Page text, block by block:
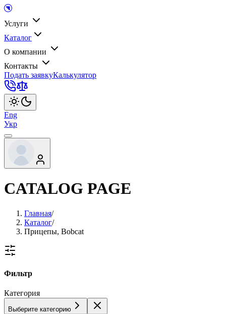
Услуги
Каталог
О компании
Контакты
Подать заявкуКалькулятор
Eng
Укр
CATALOG PAGE
Главная/
Каталог/
Прицепы, Bobcat
Фильтр
Категория
Выберите категорию